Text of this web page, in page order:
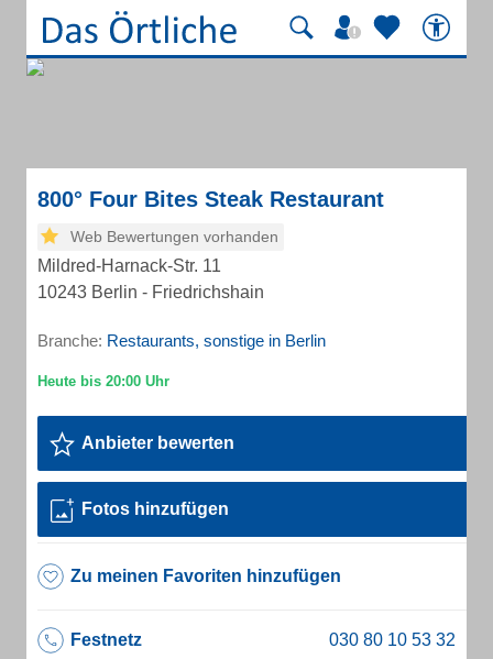
800° Four Bites Steak Restaurant
Web Bewertungen vorhanden
Mildred-Harnack-Str. 11
10243 Berlin - Friedrichshain
Branche: Restaurants, sonstige in Berlin
Anbieter bewerten
Fotos hinzufügen
Zu meinen Favoriten hinzufügen
Festnetz